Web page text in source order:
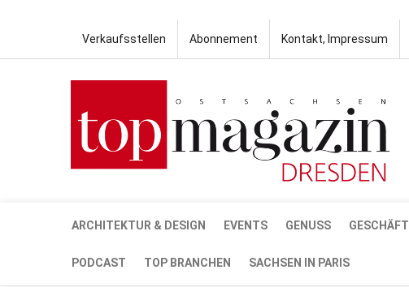
Verkaufsstellen Abonnement Kontakt, Impressum
ARCHITEKTUR & DESIGN EVENTS GENUSS GESCHÄFT
PODCAST TOP BRANCHEN SACHSEN IN PARIS